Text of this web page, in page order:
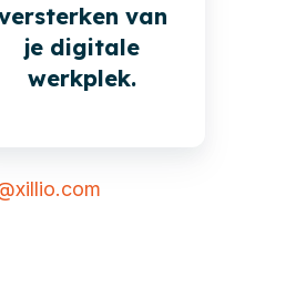
van
je digitale
werkplek.